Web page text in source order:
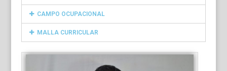
CAMPO OCUPACIONAL
MALLA CURRICULAR